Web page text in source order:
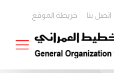
اتصل بنا خريطة الموقع